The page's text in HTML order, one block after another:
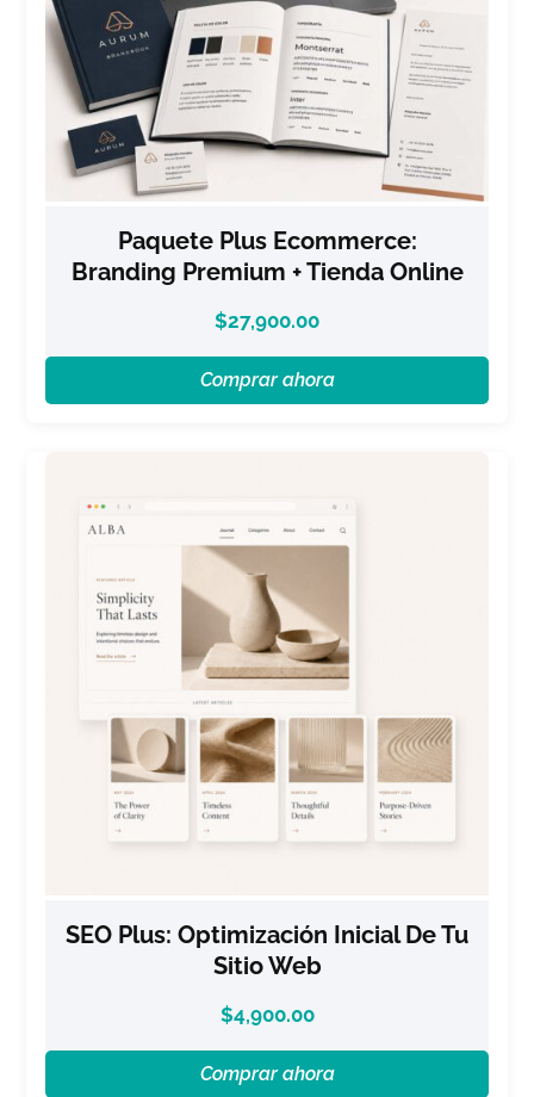
Paquete Plus Ecommerce:
Branding Premium + Tienda Online
$27,900.00
Comprar ahora
SEO Plus: Optimización Inicial De Tu
Sitio Web
$4,900.00
Comprar ahora